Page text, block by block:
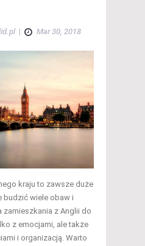
| Mar 30, 2018
kraju to zawsze duże
budzić wiele obaw i
zamieszkania z Anglii do
z emocjami, ale także
i organizacją. Warto